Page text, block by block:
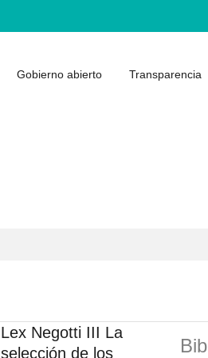
Gobierno abierto Transparencia
Lex Negotti III La
selección de los